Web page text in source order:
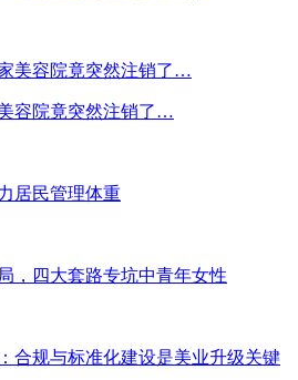
容院竟突然注销了…
居民管理体重
，四大套路专坑中青年女性